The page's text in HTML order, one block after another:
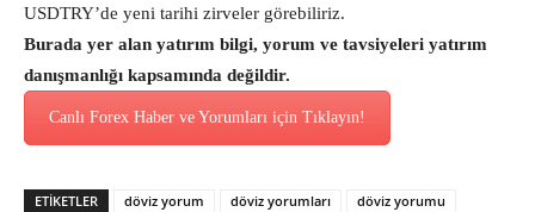
USDTRY’de yeni tarihi zirveler görebiliriz.
Burada yer alan yatırım bilgi, yorum ve tavsiyeleri yatırım
danışmanlığı kapsamında değildir.
Canlı Forex Haber ve Yorumları için Tıklayın!
ETİKETLER döviz yorum döviz yorumları
döviz yorumu